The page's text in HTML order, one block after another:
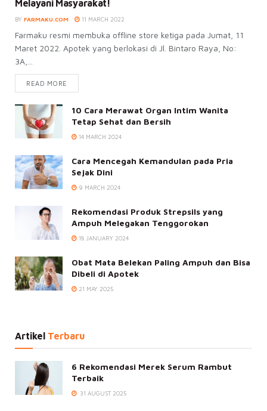
Melayani Masyarakat!
BY FARMAKU.COM 11 MARCH 2022
Farmaku resmi membuka offline store ketiga pada Jumat, 11
Maret 2022. Apotek yang berlokasi di Jl. Bintaro Raya, No:
3A,...
READ MORE
10 Cara Merawat Organ Intim Wanita
Tetap Sehat dan Bersih
14 MARCH 2024
Cara Mencegah Kemandulan pada Pria
Sejak Dini
9 MARCH 2024
Rekomendasi Produk Strepsils yang
Ampuh Melegakan Tenggorokan
18 JANUARY 2024
Obat Mata Belekan Paling Ampuh dan Bisa
Dibeli di Apotek
21 MAY 2025
Artikel Terbaru
6 Rekomendasi Merek Serum Rambut
Terbaik
31 AUGUST 2025